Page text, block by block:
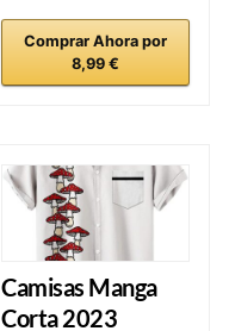
Comprar Ahora por
8,99 €
Camisas Manga
Corta 2023